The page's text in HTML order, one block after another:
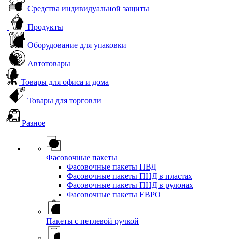
Средства индивидуальной защиты
Продукты
Оборудование для упаковки
Автотовары
Товары для офиса и дома
Товары для торговли
Разное
Фасовочные пакеты
Фасовочные пакеты ПВД
Фасовочные пакеты ПНД в пластах
Фасовочные пакеты ПНД в рулонах
Фасовочные пакеты ЕВРО
Пакеты с петлевой ручкой